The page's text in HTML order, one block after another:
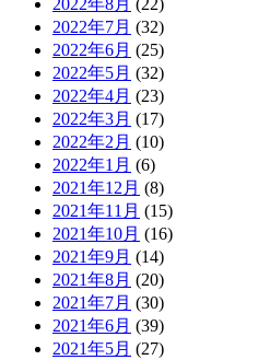
2022年8月 (22)
2022年7月 (32)
2022年6月 (25)
2022年5月 (32)
2022年4月 (23)
2022年3月 (17)
2022年2月 (10)
2022年1月 (6)
2021年12月 (8)
2021年11月 (15)
2021年10月 (16)
2021年9月 (14)
2021年8月 (20)
2021年7月 (30)
2021年6月 (39)
2021年5月 (27)